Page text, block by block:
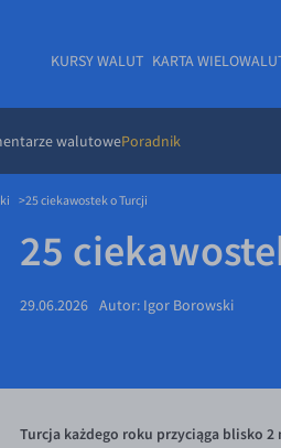
KURSY WALUT KARTA
walutowePoradnik
25 ciekawostek o Turcji
25
29.06.2026 Autor: Igor Borowski
Turcja każdego roku przyciąga blisko